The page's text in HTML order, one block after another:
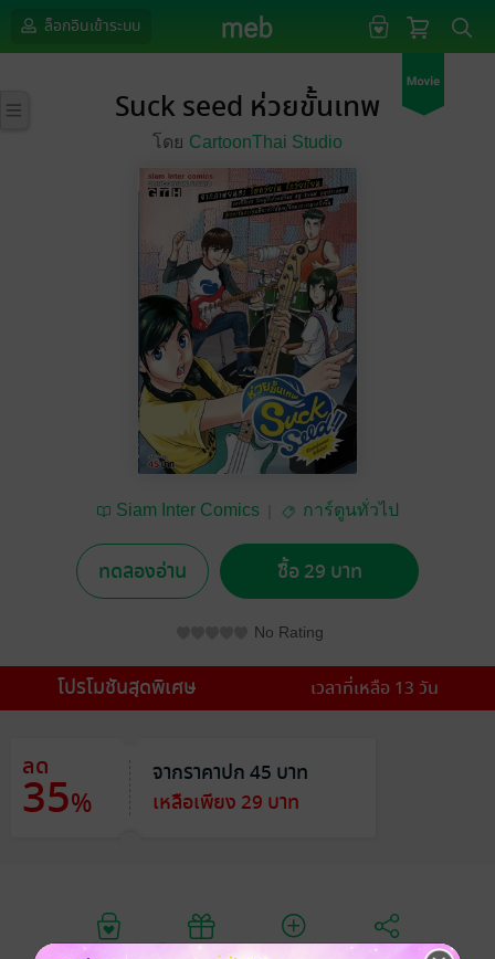
ล็อกอินเข้าระบบ
Suck seed ห่วยขั้นเทพ
โดย CartoonThai Studio
Siam Inter Comics การ์ตูนทั่วไป
ทดลองอ่าน ซื้อ 29 บาท
No Rating
โปรโมชันสุดพิเศษ เวลาที่เหลือ 13 วัน
ลด
35%
จากราคาปก 45 บาท
เหลือเพียง 29 บาท
อยากได้ ซื้อเป็นของขวัญ แชร์